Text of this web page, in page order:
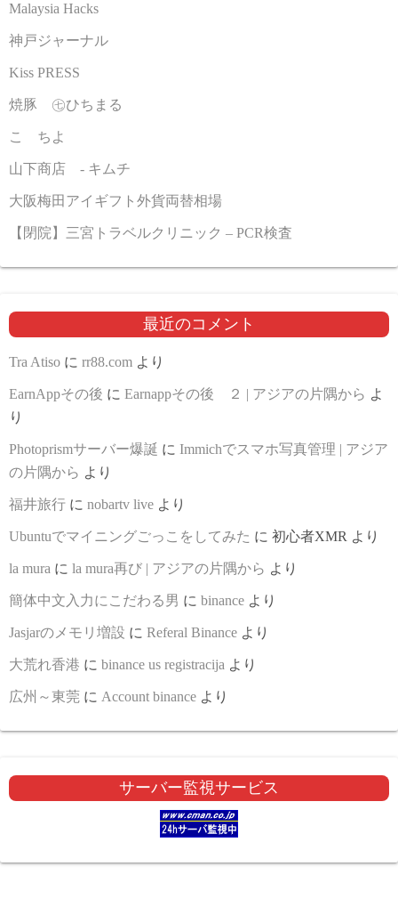
Malaysia Hacks
神戸ジャーナル
Kiss PRESS
焼豚 ㊆ひちまる
こゝちよ
山下商店 - キムチ
大阪梅田アイギフト外貨両替相場
【閉院】三宮トラベルクリニック – PCR検査
最近のコメント
Tra Atiso に rr88.com より
EarnAppその後 に Earnappその後 ２ | アジアの片隅から よ
り
Photoprismサーバー爆誕 に Immichでスマホ写真管理 | アジア
の片隅から より
福井旅行 に nobartv live より
Ubuntuでマイニングごっこをしてみた に 初心者XMR より
la mura に la mura再び | アジアの片隅から より
簡体中文入力にこだわる男 に binance より
Jasjarのメモリ増設 に Referal Binance より
大荒れ香港 に binance us registracija より
広州～東莞 に Account binance より
サーバー監視サービス